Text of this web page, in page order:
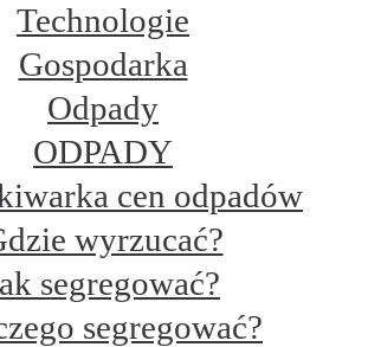
Technologie
Gospodarka
Odpady
ODPADY
cen odpadów
wyrzucać?
segregować?
segregować?